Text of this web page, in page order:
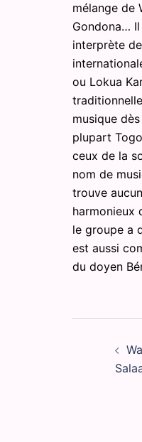
mélange de
Gondona…
interprète
ou Lokua
musique
plupart
ceux de la
nom de
trouve
harmonieux
le groupe a
est aussi
du doyen